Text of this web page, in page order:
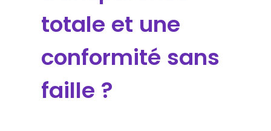
totale et une
conformité sans
faille ?